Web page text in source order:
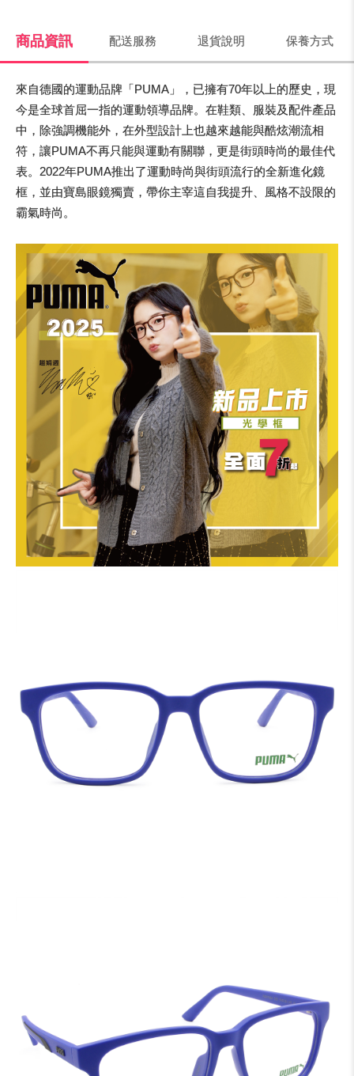
商品資訊 配送服務 退貨說明 保養方式
來自德國的運動品牌「PUMA」，已擁有70年以上的歷史，現
今是全球首屈一指的運動領導品牌。在鞋類、服裝及配件產品
中，除強調機能外，在外型設計上也越來越能與酷炫潮流相
符，讓PUMA不再只能與運動有關聯，更是街頭時尚的最佳代
表。2022年PUMA推出了運動時尚與街頭流行的全新進化鏡
框，並由寶島眼鏡獨賣，帶你主宰這自我提升、風格不設限的
霸氣時尚。